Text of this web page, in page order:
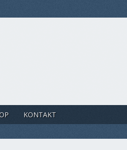
KONTAKT